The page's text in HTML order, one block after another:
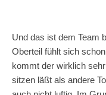
Und das ist dem Team
Oberteil fühlt sich
kommt der wirklich
sitzen läßt als andere